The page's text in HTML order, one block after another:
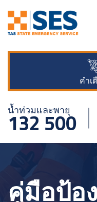
คำเ
น้ำท่วมและพายุ
132 500
คู่มือป้อ